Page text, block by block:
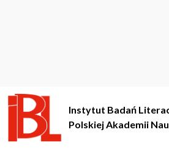
Instytut Badań
Polskiej Akademii